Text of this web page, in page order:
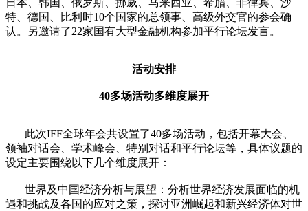
日本、韩国、俄罗斯、挪威、马来西亚、希腊、菲律宾、沙
特、德国、比利时10个国家的总领事、高级外交官的参会确
认。另邀请了22家国有大型金融机构参加平行论坛发言。
活动安排
40多场活动多维度展开
此次IFF全球年会共设置了40多场活动，包括开幕大会、
领袖对话会、学术峰会、特别对话和平行论坛等，具体议题的
设定主要围绕以下几个维度展开：
世界及中国经济分析与展望：分析世界经济发展面临的机
遇和挑战及各国的应对之策，探讨亚洲崛起和新兴经济体对世